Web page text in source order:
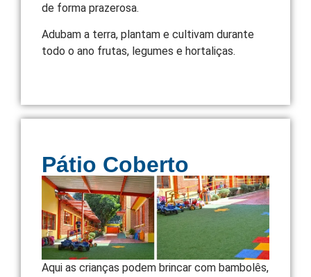
de forma prazerosa.
Adubam a terra, plantam e cultivam durante
todo o ano frutas, legumes e hortaliças.
Pátio Coberto
Aqui as crianças podem brincar com bambolês,